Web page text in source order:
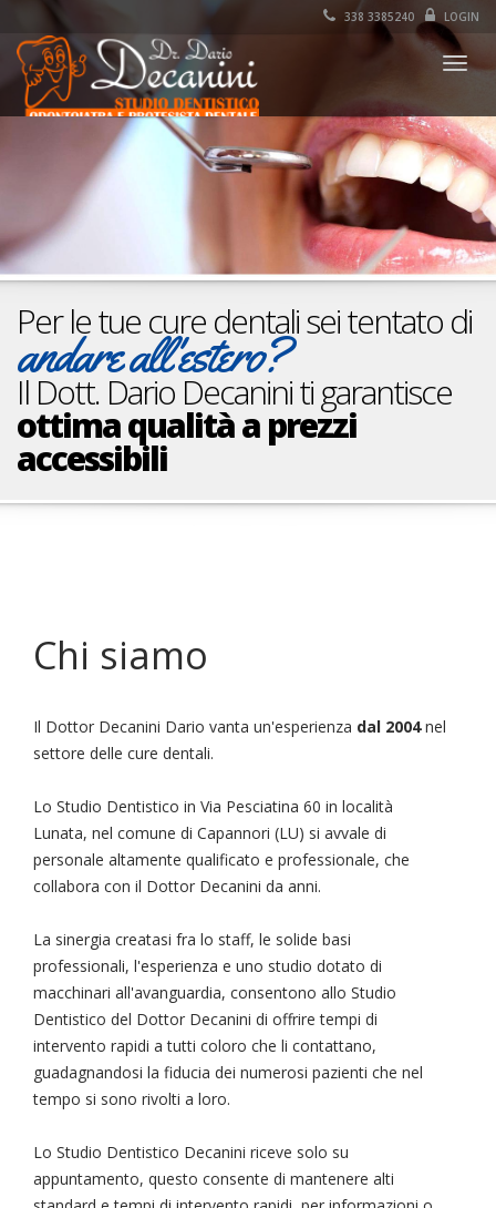
338 3385240 LOGIN
Per le tue cure dentali sei tentato di
andare all'estero?
Il Dott. Dario Decanini ti garantisce
ottima qualità a prezzi
accessibili
Chi siamo
Il Dottor Decanini Dario vanta un'esperienza dal 2004nel
settore delle cure dentali.
Lo Studio Dentistico in Via Pesciatina 60 in località
Lunata, nel comune di Capannori (LU) si avvale di
personale altamente qualificato e professionale, che
collabora con il Dottor Decanini da anni.
La sinergia creatasi fra lo staff, le solide basi
professionali, l'esperienza e uno studio dotato di
macchinari all'avanguardia, consentono allo Studio
Dentistico del Dottor Decanini di offrire tempi di
intervento rapidi a tutti coloro che li contattano,
guadagnandosi la fiducia dei numerosi pazienti che nel
tempo si sono rivolti a loro.
Lo Studio Dentistico Decanini riceve solo su
appuntamento, questo consente di mantenere alti